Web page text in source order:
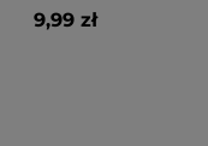
9,99 zł